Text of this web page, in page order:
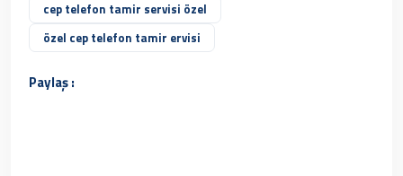
cep telefon tamir servisi özel
özel cep telefon tamir ervisi
Paylaş :